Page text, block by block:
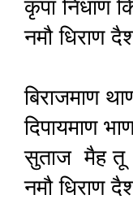
कृपा निधाण
नमौ धिराण
बिराजमाण
दिपायमाण
सुताज मैह तू
नमौ धिराण